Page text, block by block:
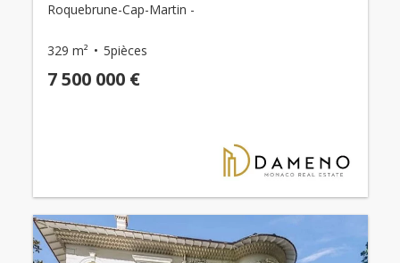
Roquebrune-Cap-Martin -
329 m² 5pièces
7 500 000 €